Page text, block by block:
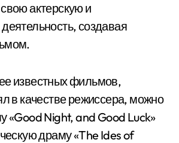
актерскую и
создавая
известных фильмов,
в качестве режиссера, можно
«Good Night, and Good Luck»
драму «The Ides of